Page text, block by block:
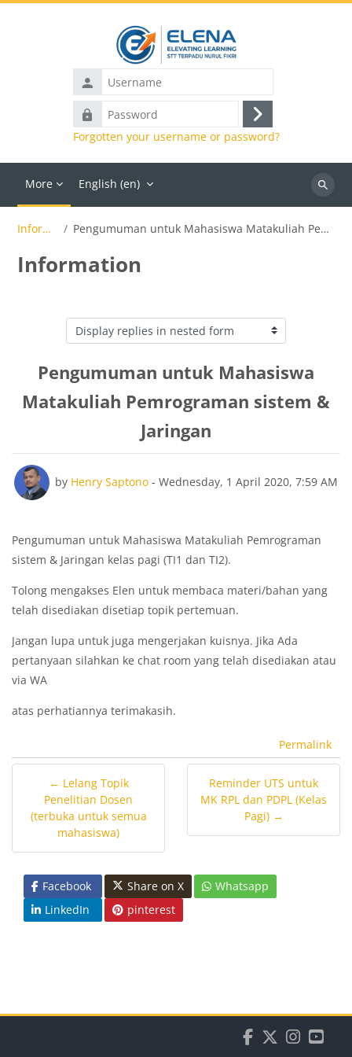
Username
Password
Log
in
Forgotten your username or password?
More English ‎(en)‎
Search
Information Pengumuman untuk Mahasiswa Matakuliah Pemrograman sistem & Jaringan
Information
Display mode
Pengumuman untuk Mahasiswa
Matakuliah Pemrograman sistem &
Jaringan
Pengumuman untuk Mahasiswa Matakuliah Pemrograman
sistem & Jaringan kelas pagi (TI1 dan TI2).
Tolong mengakses Elen untuk membaca materi/bahan yang
telah disediakan disetiap topik pertemuan.
Jangan lupa untuk juga mengerjakan kuisnya. Jika Ada
pertanyaan silahkan ke chat room yang telah disediakan atau
via WA
atas perhatiannya terimakasih.
Permalink
by Henry Saptono - Wednesday, 1 April 2020, 7:59 AM
Number of replies: 0
← Lelang Topik
Penelitian Dosen
(terbuka untuk semua
mahasiswa)
Reminder UTS untuk
MK RPL dan PDPL (Kelas
Pagi) →
Facebook Share on X
Whatsapp
LinkedIn
pinterest